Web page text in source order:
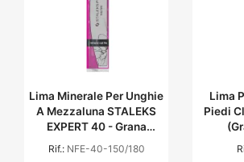
Lima Minerale Per Unghie
A Mezzaluna STALEKS
EXPERT 40 - Grana
Rif.: NFE-40-150/180
Lima
Piedi